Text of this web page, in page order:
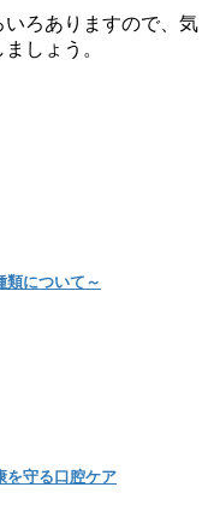
ろありますので、気
しょう。
類について～
を守る口腔ケア